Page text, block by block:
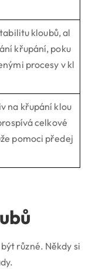
kloubů, al
křupání, poku
procesy v kl
na křupání klou
celkové
pomoci předej
různé. Někdy si